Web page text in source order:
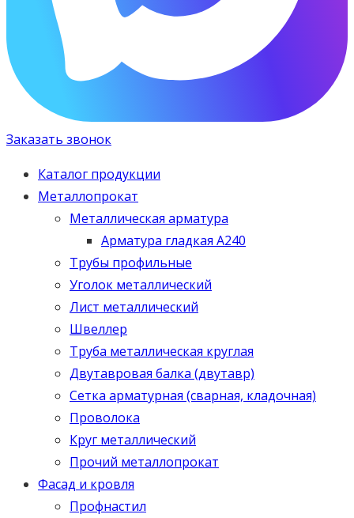
Заказать звонок
Каталог продукции
Металлопрокат
Металлическая арматура
Арматура гладкая А240
Трубы профильные
Уголок металлический
Лист металлический
Швеллер
Труба металлическая круглая
Двутавровая балка (двутавр)
Сетка арматурная (сварная, кладочная)
Проволока
Круг металлический
Прочий металлопрокат
Фасад и кровля
Профнастил